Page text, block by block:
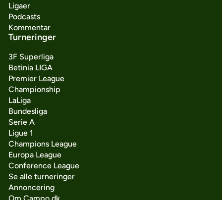
Ligaer
Podcasts
Kommentar
Turneringer
3F Superliga
Betinia LIGA
Premier League
Championship
LaLiga
Bundesliga
Serie A
Ligue 1
Champions League
Europa League
Conference League
Se alle turneringer
Annoncering